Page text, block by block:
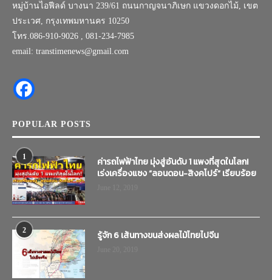
หมู่บ้านไอฟีลด์ บางนา 239/61 ถนนกาญจนาภิเษก แขวงดอกไม้, เขต
ประเวศ, กรุงเทพมหานคร 10250
โทร.086-910-9026 , 081-234-7985
email: transtimenews@gmail.com
POPULAR POSTS
1
ค่ารถไฟฟ้าไทย มุ่งสู่อันดับ 1 แพงที่สุดในโลก!
เร่งเครื่องแซง “ลอนดอน-สิงคโปร์” เรียบร้อย
2 รู้จัก 6 เส้นทางขนส่งผลไม้ไทยไปจีน